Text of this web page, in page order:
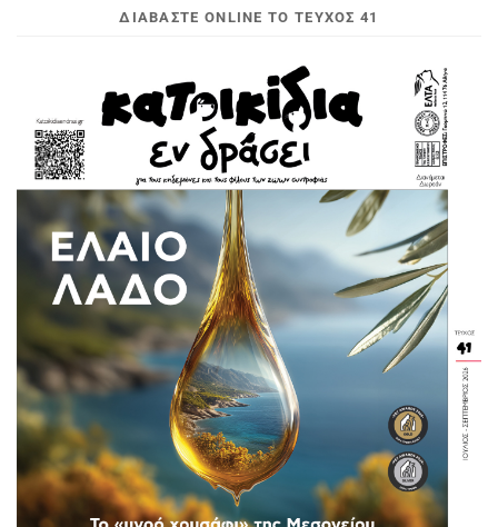
ΔΙΑΒΆΣΤΕ ONLINE ΤΟ ΤΕΎΧΟΣ 41